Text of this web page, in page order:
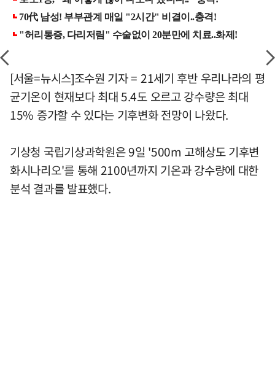
[서울=뉴시스]조수원 기자 = 21세기 후반 우리나라의 평
균기온이 현재보다 최대 5.4도 오르고 강수량은 최대
15% 증가할 수 있다는 기후변화 전망이 나왔다.
기상청 국립기상과학원은 9일 '500m 고해상도 기후변
화시나리오'를 통해 2100년까지 기온과 강수량에 대한
분석 결과를 발표했다.